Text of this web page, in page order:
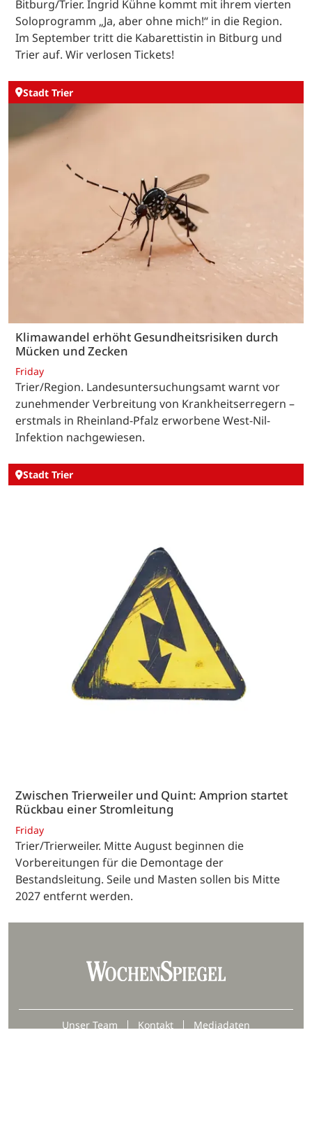
Bitburg/Trier. Ingrid Kühne kommt mit ihrem vierten
Soloprogramm „Ja, aber ohne mich!“ in die Region.
Im September tritt die Kabarettistin in Bitburg und
Trier auf. Wir verlosen Tickets!
Stadt Trier
Klimawandel erhöht Gesundheitsrisiken durch
Mücken und Zecken
Friday
Trier/Region. Landesuntersuchungsamt warnt vor
zunehmender Verbreitung von Krankheitserregern –
erstmals in Rheinland-Pfalz erworbene West-Nil-
Infektion nachgewiesen.
Stadt Trier
Zwischen Trierweiler und Quint: Amprion startet
Rückbau einer Stromleitung
Friday
Trier/Trierweiler. Mitte August beginnen die
Vorbereitungen für die Demontage der
Bestandsleitung. Seile und Masten sollen bis Mitte
2027 entfernt werden.
Unser Team Kontakt
Mediadaten